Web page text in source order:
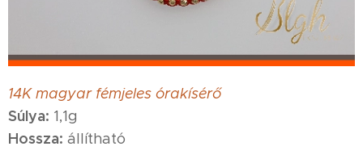
14K magyar fémjeles órakísérő
Súlya: 1,1g
Hossza: állítható